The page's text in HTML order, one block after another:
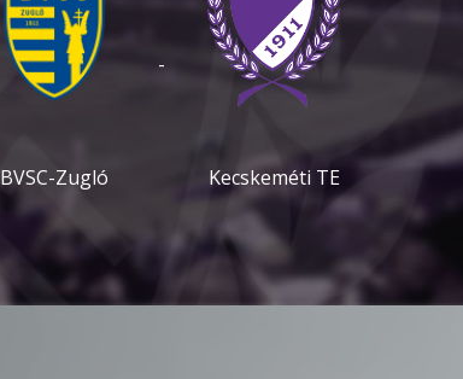
BVSC-Zugló
-
Kecskeméti TE